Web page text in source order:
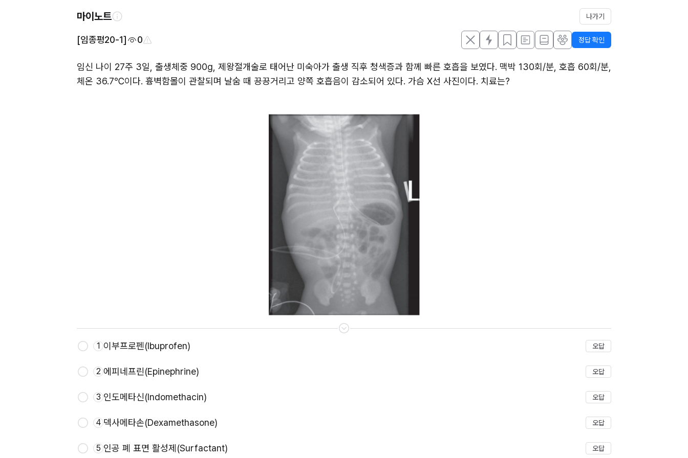
마이노트 나가기
[임종평20-1] 0 정답 확인
임신 나이 27주 3일, 출생체중 900g, 제왕절개술로 태어난 미숙아가 출생 직후 청색증과 함께 빠른 호흡을 보였다. 맥박 130회/분, 호흡 60회/분,
체온 36.7℃이다. 흉벽함몰이 관찰되며 날숨 때 끙끙거리고 양쪽 호흡음이 감소되어 있다. 가슴 X선 사진이다. 치료는?
1 이부프로펜(Ibuprofen) 오답
2 에피네프린(Epinephrine) 오답
3 인도메타신(Indomethacin) 오답
4 덱사메타손(Dexamethasone) 오답
5 인공 폐 표면 활성제(Surfactant) 오답